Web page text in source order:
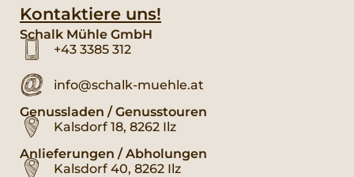
Kontaktiere uns!
Schalk Mühle GmbH
+43 3385 312
info@schalk-muehle.at
Genussladen / Genusstouren
Kalsdorf 18, 8262 Ilz
Anlieferungen / Abholungen
Kalsdorf 40, 8262 Ilz